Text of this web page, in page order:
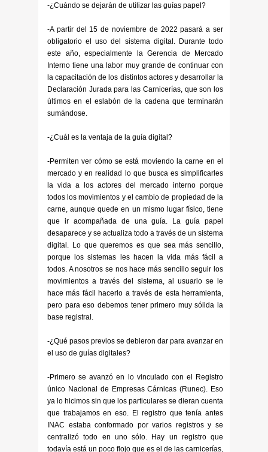
-¿Cuándo se dejarán de utilizar las guías papel?
-A partir del 15 de noviembre de 2022 pasará a ser
obligatorio el uso del sistema digital. Durante todo
este año, especialmente la Gerencia de Mercado
Interno tiene una labor muy grande de continuar con
la capacitación de los distintos actores y desarrollar la
Declaración Jurada para las Carnicerías, que son los
últimos en el eslabón de la cadena que terminarán
sumándose.
-¿Cuál es la ventaja de la guía digital?
-Permiten ver cómo se está moviendo la carne en el
mercado y en realidad lo que busca es simplificarles
la vida a los actores del mercado interno porque
todos los movimientos y el cambio de propiedad de la
carne, aunque quede en un mismo lugar físico, tiene
que ir acompañada de una guía. La guía papel
desaparece y se actualiza todo a través de un sistema
digital. Lo que queremos es que sea más sencillo,
porque los sistemas les hacen la vida más fácil a
todos. A nosotros se nos hace más sencillo seguir los
movimientos a través del sistema, al usuario se le
hace más fácil hacerlo a través de esta herramienta,
pero para eso debemos tener primero muy sólida la
base registral.
-¿Qué pasos previos se debieron dar para avanzar en
el uso de guías digitales?
-Primero se avanzó en lo vinculado con el Registro
único Nacional de Empresas Cárnicas (Runec). Eso
ya lo hicimos sin que los particulares se dieran cuenta
que trabajamos en eso. El registro que tenía antes
INAC estaba conformado por varios registros y se
centralizó todo en uno sólo. Hay un registro que
todavía está un poco flojo que es el de las carnicerías,